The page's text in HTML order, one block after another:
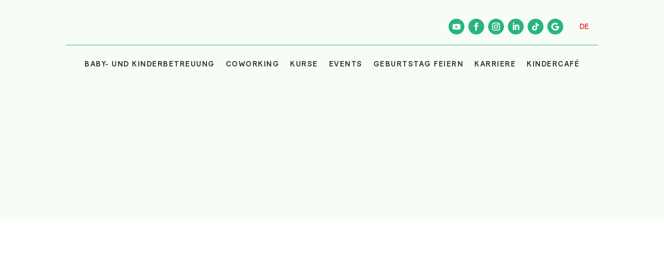
DE
BABY- UND KINDERBETREUUNG COWORKING KURSE EVENTS GEBURTSTAG FEIERN KARRIERE KINDERCAFÉ